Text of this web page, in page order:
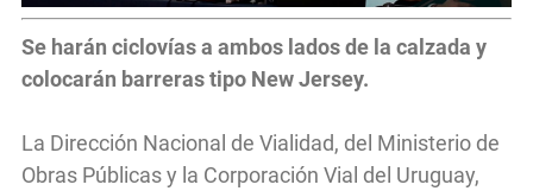
Se harán ciclovías a ambos lados de la calzada y
colocarán barreras tipo New Jersey.
La Dirección Nacional de Vialidad, del Ministerio de
Obras Públicas y la Corporación Vial del Uruguay,